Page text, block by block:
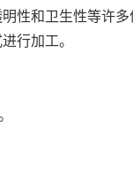
性和卫生性等许多
行加工。